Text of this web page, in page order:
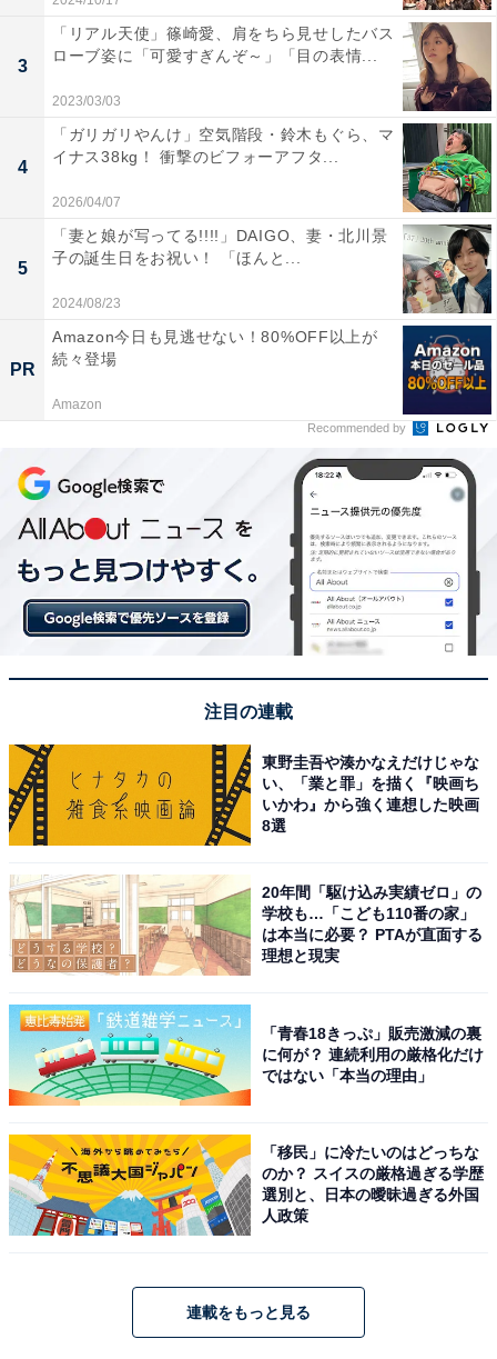
3
「リアル天使」篠崎愛、肩をちら見せしたバス
ローブ姿に「可愛すぎんぞ～」「目の表情...
2023/03/03
4
「ガリガリやんけ」空気階段・鈴木もぐら、マ
イナス38kg！ 衝撃のビフォーアフタ...
2026/04/07
5
「妻と娘が写ってる!!!!」DAIGO、妻・北川景
子の誕生日をお祝い！ 「ほんと...
2024/08/23
PR
Amazon今日も見逃せない！80%OFF以上が
続々登場
Amazon
Recommended by
注目の連載
東野圭吾や湊かなえだけじゃな
い、「業と罪」を描く『映画ち
いかわ』から強く連想した映画
8選
20年間「駆け込み実績ゼロ」の
学校も…「こども110番の家」
は本当に必要？ PTAが直面する
理想と現実
「青春18きっぷ」販売激減の裏
に何が？ 連続利用の厳格化だけ
ではない「本当の理由」
「移民」に冷たいのはどっちな
のか？ スイスの厳格過ぎる学歴
選別と、日本の曖昧過ぎる外国
人政策
連載をもっと見る